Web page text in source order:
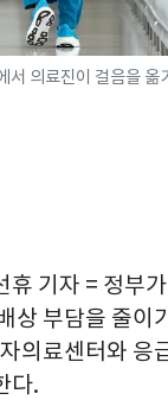
서 의료진이 걸음을
기자 = 정부
상 부담을 줄이
의료센터와 응
다.